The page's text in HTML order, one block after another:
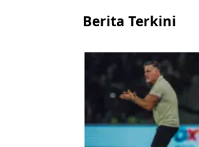
Berita Terkini